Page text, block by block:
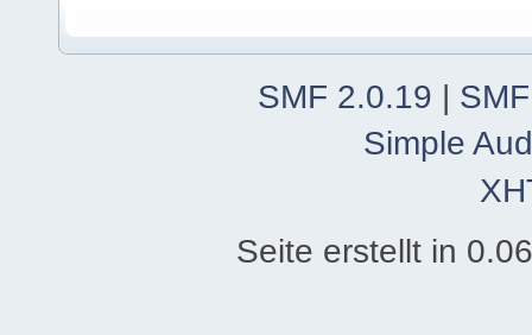
SMF 2.0.19 |
Simple
Seite erstellt in